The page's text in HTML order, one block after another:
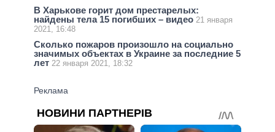
В Харькове горит дом престарелых:
найдены тела 15 погибших – видео 21 января
2021, 16:48
Сколько пожаров произошло на социально
значимых объектах в Украине за последние 5
лет 22 января 2021, 18:32